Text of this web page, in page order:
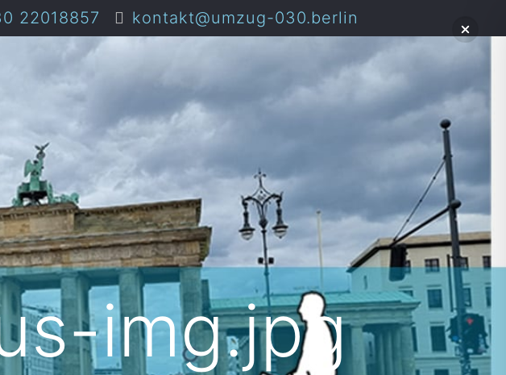
22018857 kontakt@umzug-030.berlin
img.jpg